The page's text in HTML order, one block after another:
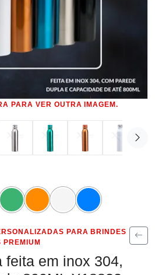
PARA VER OUTRA IMAGEM.
PARA BRINDES
PREMIUM
feita em inox 304,